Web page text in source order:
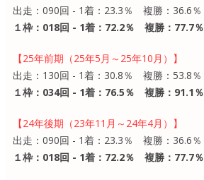
出走：090回 - 1着：23.3％ 複勝：36.6％
１枠：018回 - 1着：72.2％ 複勝：77.7％
【25年前期（25年5月～25年10月）】
出走：130回 - 1着：30.8％ 複勝：53.8％
１枠：034回 - 1着：76.5％ 複勝：91.1％
【24年後期（23年11月～24年4月）】
出走：090回 - 1着：23.3％ 複勝：36.6％
１枠：018回 - 1着：72.2％ 複勝：77.7％